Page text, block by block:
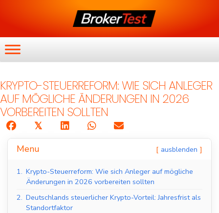
KRYPTO-STEUERREFORM: WIE SICH ANLEGER
AUF MÖGLICHE ÄNDERUNGEN IN 2026
VORBEREITEN SOLLTEN
𝕏
Menu ausblenden
1. Krypto-Steuerreform: Wie sich Anleger auf mögliche
Änderungen in 2026 vorbereiten sollten
2. Deutschlands steuerlicher Krypto-Vorteil: Jahresfrist als
Standortfaktor